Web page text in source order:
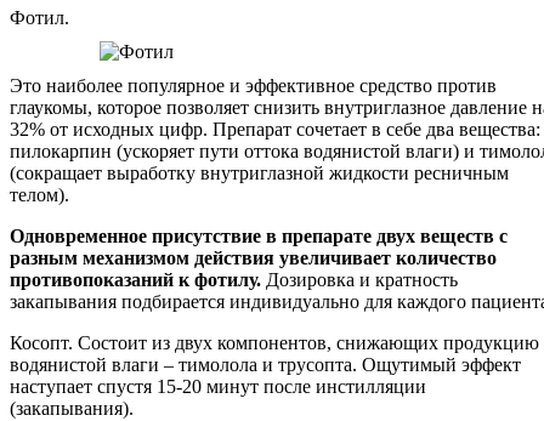
Фотил.
Это наиболее популярное и эффективное средство против
глаукомы, которое позволяет снизить внутриглазное давление
32% от исходных цифр. Препарат сочетает в себе два вещества:
пилокарпин (ускоряет пути оттока водянистой влаги) и
(сокращает выработку внутриглазной жидкости ресничным
телом).
Одновременное присутствие в препарате двух веществ с
разным механизмом действия увеличивает количество
противопоказаний к фотилу. Дозировка и кратность
закапывания подбирается индивидуально для каждого
Косопт. Состоит из двух компонентов, снижающих продукцию
водянистой влаги – тимолола и трусопта. Ощутимый эффект
наступает спустя 15-20 минут после инстилляции
(закапывания).